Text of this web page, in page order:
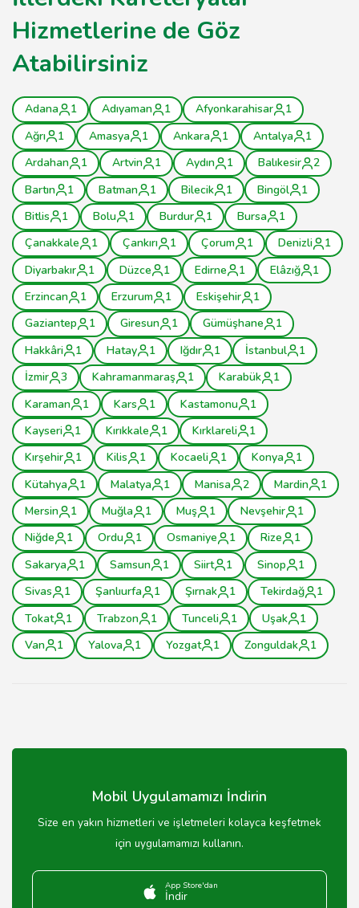
Hizmetlerine de Göz
Atabilirsiniz
Adana 1 Adıyaman 1 Afyonkarahisar
1
Ağrı
1 Amasya 1 Ankara 1 Antalya
1
Ardahan
1 Artvin 1 Aydın 1 Balıkesir
2
Bartın
1 Batman 1 Bilecik 1 Bingöl
1
Bitlis
1 Bolu 1 Burdur 1 Bursa
1
Çanakkale
1 Çankırı 1 Çorum 1 Denizli
1
Diyarbakır
1 Düzce 1 Edirne 1 Elâzığ
1
Erzincan
1 Erzurum 1 Eskişehir
1
Gaziantep
1 Giresun 1 Gümüşhane
1
Hakkâri
1 Hatay 1 Iğdır 1 İstanbul
1
İzmir
3 Kahramanmaraş 1 Karabük
1
Karaman
1 Kars 1 Kastamonu
1
Kayseri
1 Kırıkkale 1 Kırklareli
1
Kırşehir
1 Kilis 1 Kocaeli 1 Konya
1
Kütahya
1 Malatya 1 Manisa 2 Mardin
1
Mersin
1 Muğla 1 Muş 1 Nevşehir
1
Niğde
1 Ordu 1 Osmaniye 1 Rize
1
Sakarya
1 Samsun 1 Siirt 1 Sinop
1
Sivas
1 Şanlıurfa 1 Şırnak 1 Tekirdağ
1
Tokat
1 Trabzon 1 Tunceli 1 Uşak
1
Van
1 Yalova 1 Yozgat 1 Zonguldak 1
Mobil Uygulamamızı İndirin
Size en yakın hizmetleri ve işletmeleri kolayca keşfetmek
için uygulamamızı kullanın.
App Store'dan
İndir